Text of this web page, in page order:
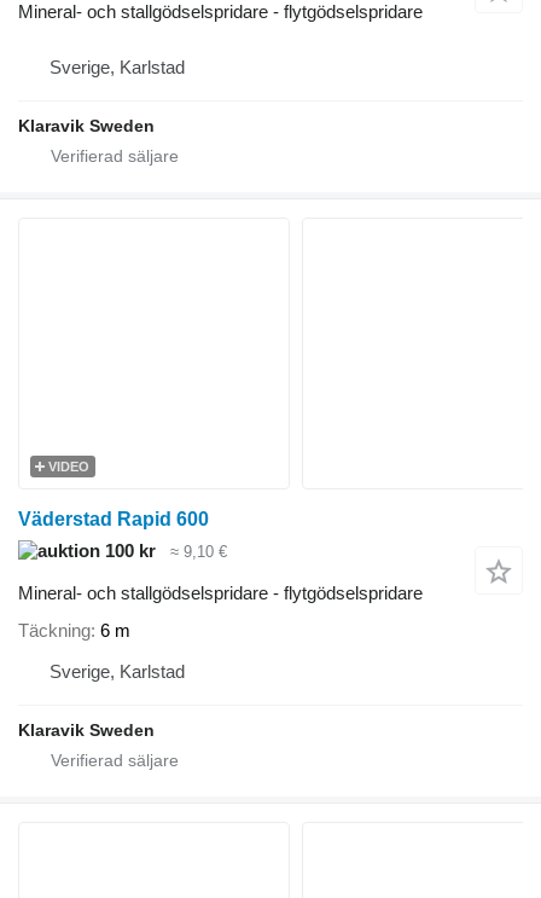
Mineral- och stallgödselspridare - flytgödselspridare
Sverige, Karlstad
Klaravik Sweden
VIDEO
Väderstad Rapid 600
100 kr
≈ 9,10 €
Mineral- och stallgödselspridare - flytgödselspridare
Täckning 6 m
Sverige, Karlstad
Klaravik Sweden